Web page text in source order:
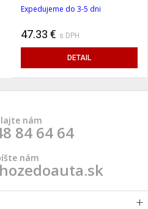
Expedujeme do 3-5 dni
47.33 € s DPH
DETAIL
nám
84 64 64
nám